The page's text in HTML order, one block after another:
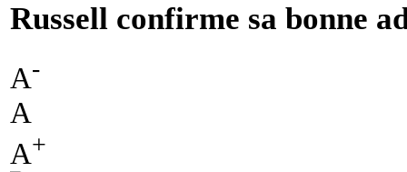
Russell confirme sa bonne
A-
A
A+